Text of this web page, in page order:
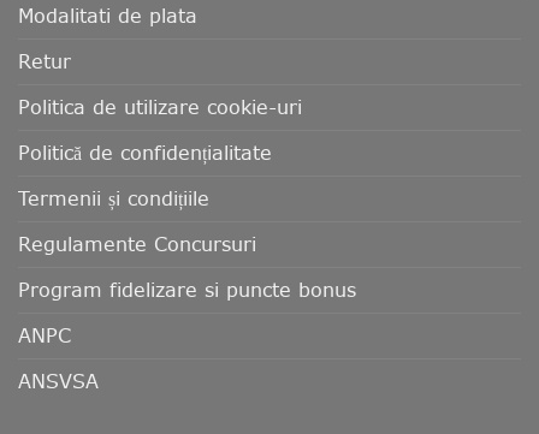
Modalitati de plata
Retur
Politica de utilizare cookie-uri
Politică de confidențialitate
Termenii și condițiile
Regulamente Concursuri
Program fidelizare si puncte bonus
ANPC
ANSVSA